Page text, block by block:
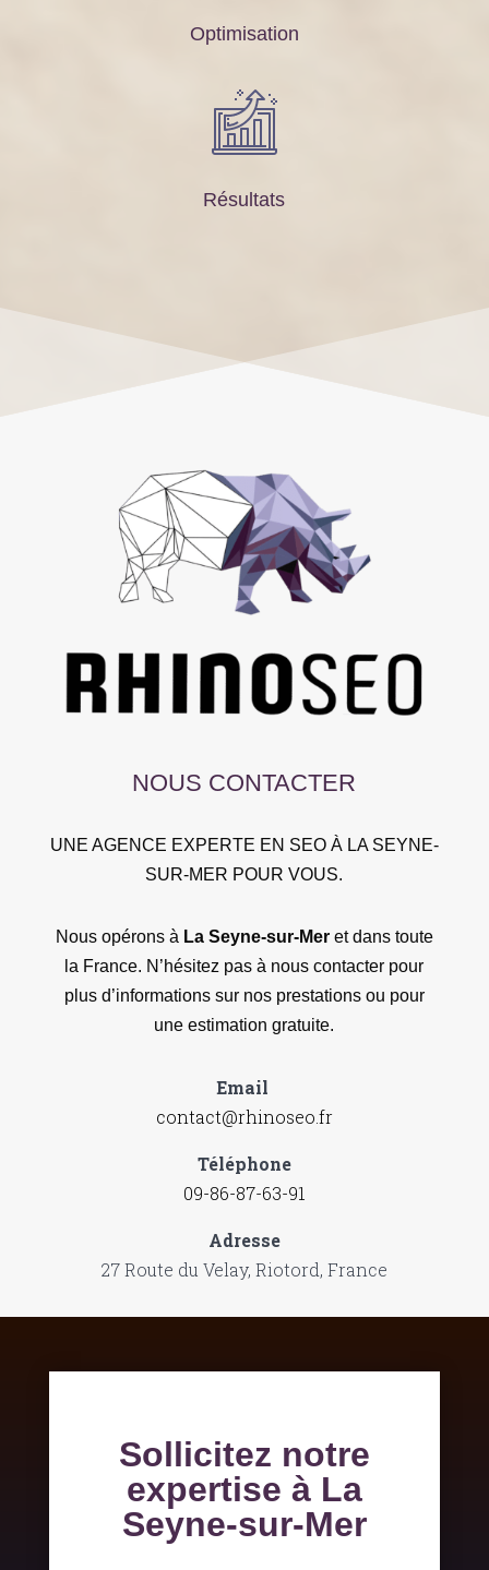
Optimisation
Résultats
NOUS CONTACTER
UNE AGENCE EXPERTE EN SEO À LA SEYNE-
SUR-MER POUR VOUS.
Nous opérons à La Seyne-sur-Meret dans toute
la France. N’hésitez pas à nous contacter pour
plus d’informations sur nos prestations ou pour
une estimation gratuite.
Email
contact@rhinoseo.fr
Téléphone
09-86-87-63-91
Adresse
27 Route du Velay, Riotord, France
Sollicitez notre
expertise à La
Seyne-sur-Mer